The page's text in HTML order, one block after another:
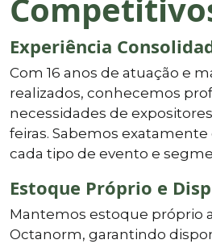
Experiência
Com 16 anos de atuação e
realizados, conhecemos
necessidades de
feiras. Sabemos
cada tipo de evento e
Estoque Próprio e
Mantemos estoque próprio
Octanorm, garantindo